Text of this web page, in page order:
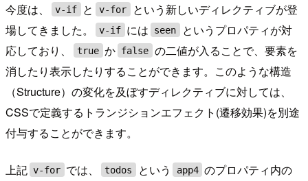
今度は、 v-if と v-for
という新しいディレクティブが登
場してきました。
v-if には seen
というプロパティが対
応しており、
true か false の二値が入ることで、要素を
消したり表示したりすることができます。このような構造
（Structure）の変化を及ぼすディレクティブに対しては、
CSSで定義するトランジションエフェクト(遷移効果)を別途
付与することができます。
上記 v-for では、 todos という app4 のプロパティ内の